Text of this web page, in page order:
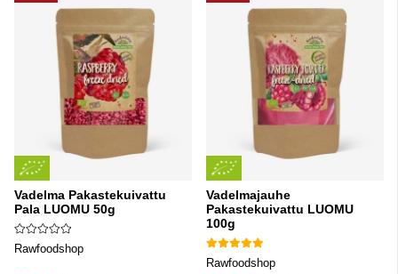
Vadelma Pakastekuivattu
Pala LUOMU 50g
Rawfoodshop
Vadelmajauhe
Pakastekuivattu LUOMU
100g
Rawfoodshop